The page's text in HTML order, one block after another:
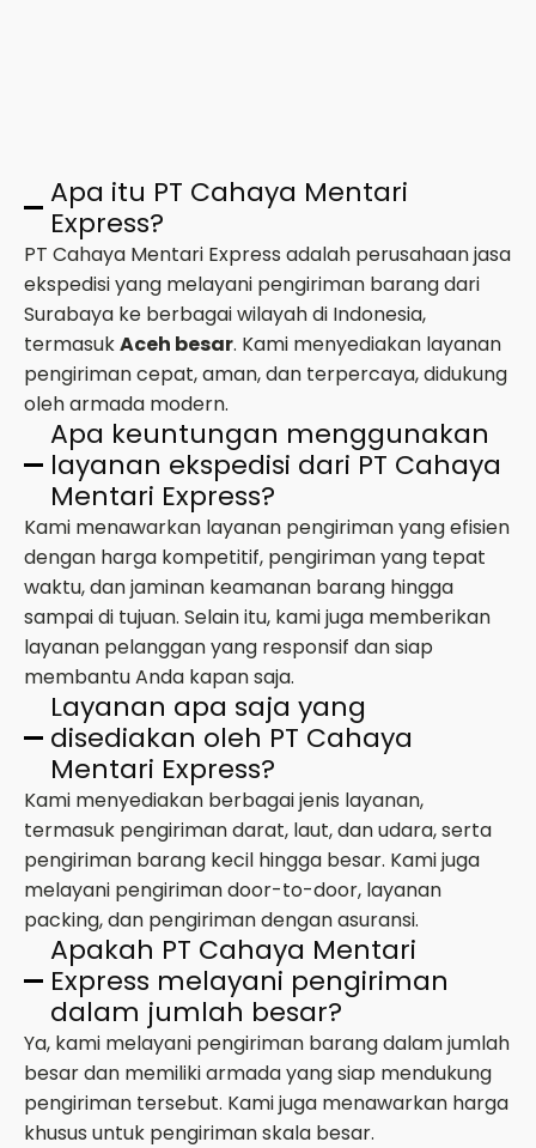
Apa itu PT Cahaya Mentari
Express?
PT Cahaya Mentari Express adalah perusahaan jasa
ekspedisi yang melayani pengiriman barang dari
Surabaya ke berbagai wilayah di Indonesia,
termasukAceh besar. Kami menyediakan layanan
pengiriman cepat, aman, dan terpercaya, didukung
oleh armada modern.
Apa keuntungan menggunakan
layanan ekspedisi dari PT Cahaya
Mentari Express?
Kami menawarkan layanan pengiriman yang efisien
dengan harga kompetitif, pengiriman yang tepat
waktu, dan jaminan keamanan barang hingga
sampai di tujuan. Selain itu, kami juga memberikan
layanan pelanggan yang responsif dan siap
membantu Anda kapan saja.
Layanan apa saja yang
disediakan oleh PT Cahaya
Mentari Express?
Kami menyediakan berbagai jenis layanan,
termasuk pengiriman darat, laut, dan udara, serta
pengiriman barang kecil hingga besar. Kami juga
melayani pengiriman door-to-door, layanan
packing, dan pengiriman dengan asuransi.
Apakah PT Cahaya Mentari
Express melayani pengiriman
dalam jumlah besar?
Ya, kami melayani pengiriman barang dalam jumlah
besar dan memiliki armada yang siap mendukung
pengiriman tersebut. Kami juga menawarkan harga
khusus untuk pengiriman skala besar.